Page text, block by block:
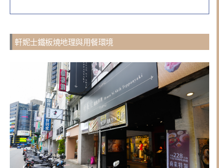
軒妮士鐵板燒地理與用餐環境